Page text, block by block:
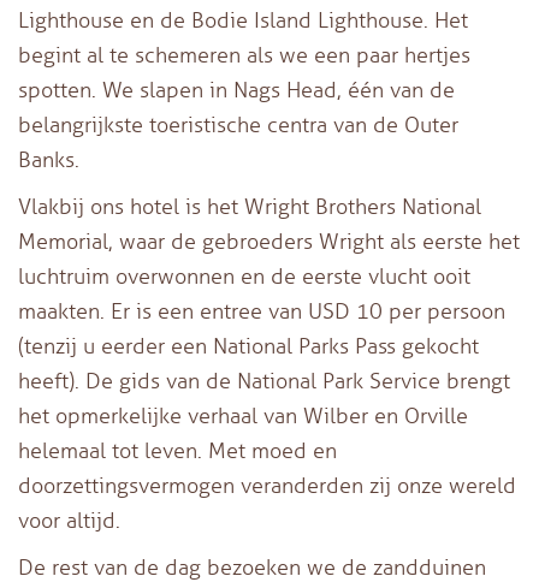
Lighthouse en de Bodie Island Lighthouse. Het
begint al te schemeren als we een paar hertjes
spotten. We slapen in Nags Head, één van de
belangrijkste toeristische centra van de Outer
Banks.
Vlakbij ons hotel is het Wright Brothers National
Memorial, waar de gebroeders Wright als eerste het
luchtruim overwonnen en de eerste vlucht ooit
maakten. Er is een entree van USD 10 per persoon
(tenzij u eerder een National Parks Pass gekocht
heeft). De gids van de National Park Service brengt
het opmerkelijke verhaal van Wilber en Orville
helemaal tot leven. Met moed en
doorzettingsvermogen veranderden zij onze wereld
voor altijd.
De rest van de dag bezoeken we de zandduinen